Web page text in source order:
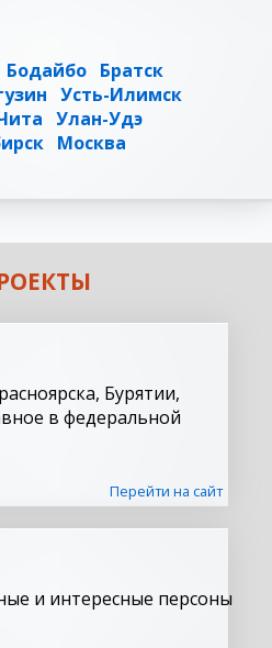
Бодайбо Братск
Усть-Илимск
Улан-Удэ
Москва
Бурятии,
в федеральной
Перейти на сайт
и интересные персоны